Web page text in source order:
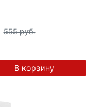
555 руб.
В корзину